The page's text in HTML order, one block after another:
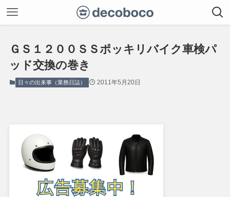
ＧＳ１２００ＳＳポッキリバイク車検パ
ッド交換の巻き
日々の出来事（業務日誌） 2011年5月20日